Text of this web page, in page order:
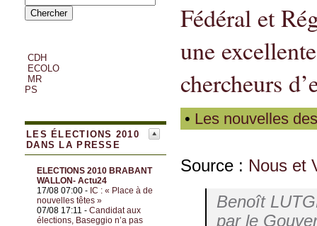
CDH
ECOLO
MR
PS
LES ÉLECTIONS 2010
DANS LA PRESSE
ELECTIONS 2010 BRABANT
WALLON- Actu24
17/08 07:00 - IC : « Place à de
nouvelles têtes »
07/08 17:11 - Candidat aux
élections, Baseggio n’a pas
Fédéral et
une
chercheurs
• Les nouvelles
Source : Nous et
Benoît
par le